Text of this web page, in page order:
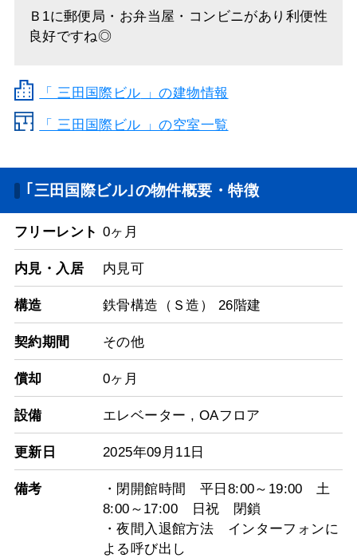
Ｂ1に郵便局・お弁当屋・コンビニがあり利便性
良好ですね◎
「 三田国際ビル 」の建物情報
「 三田国際ビル 」の空室一覧
｢三田国際ビル｣の物件概要・特徴
フリーレント 0ヶ月
内見・入居 内見可
構造 鉄骨構造（Ｓ造） 26階建
契約期間 その他
償却 0ヶ月
設備 エレベーター , OAフロア
更新日 2025年09月11日
備考
・閉開館時間 平日8:00～19:00 土
8:00～17:00 日祝 閉鎖
・夜間入退館方法 インターフォンに
よる呼び出し